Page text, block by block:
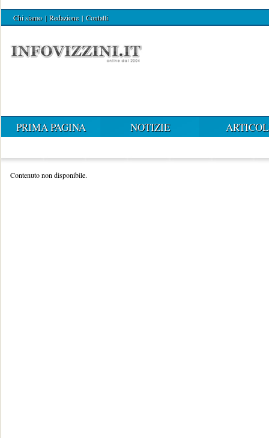
Chi siamo | Redazione | Contatti
PRIMA PAGINA NOTIZIE
Contenuto non disponibile.